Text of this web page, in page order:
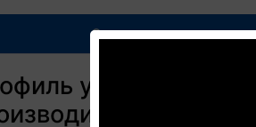
Описание